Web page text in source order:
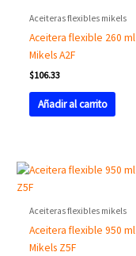
Aceiteras flexibles mikels
Aceitera flexible 260 ml
Mikels A2F
$106.33
Añadir al carrito
Aceiteras flexibles mikels
Aceitera flexible 950 ml
Mikels Z5F